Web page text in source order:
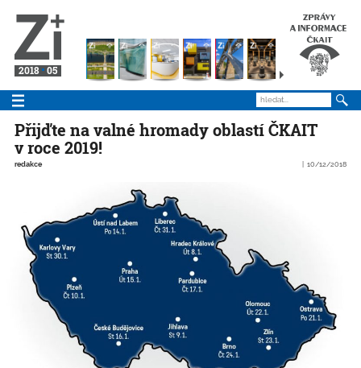
2018 05
Přijďte na valné hromady oblastí ČKAIT
v roce 2019!
redakce 10/12/2018